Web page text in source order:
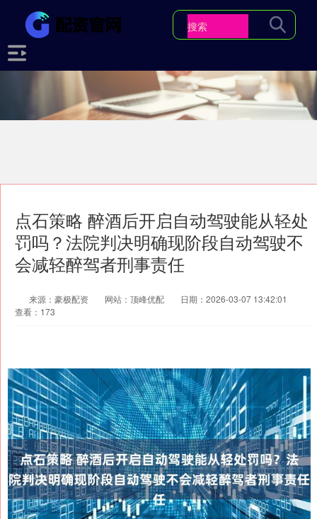
点石策略 醉酒后开启自动驾驶能从轻处
罚吗？法院判决明确现阶段自动驾驶不
会减轻醉驾者刑事责任
来源：豪极配资 网站：顶峰优配
日期：2026-03-07 13:42:01
查看：173